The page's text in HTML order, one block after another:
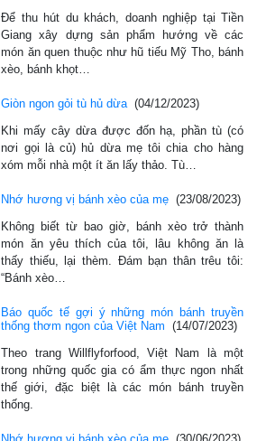
Để thu hút du khách, doanh nghiệp tại Tiền
Giang xây dựng sản phẩm hướng về các
món ăn quen thuộc như hũ tiếu Mỹ Tho, bánh
xèo, bánh khọt…
Giòn ngon gỏi tù hủ dừa (04/12/2023)
Khi mấy cây dừa được đốn hạ, phần tù (có
nơi gọi là củ) hủ dừa mẹ tôi chia cho hàng
xóm mỗi nhà một ít ăn lấy thảo. Tù…
Nhớ hương vị bánh xèo của mẹ (23/08/2023)
Không biết từ bao giờ, bánh xèo trở thành
món ăn yêu thích của tôi, lâu không ăn là
thấy thiếu, lại thèm. Đám bạn thân trêu tôi:
“Bánh xèo…
Báo quốc tế gợi ý những món bánh truyền
thống thơm ngon của Việt Nam
(14/07/2023)
Theo trang Willflyforfood, Việt Nam là một
trong những quốc gia có ẩm thực ngon nhất
thế giới, đặc biệt là các món bánh truyền
thống.